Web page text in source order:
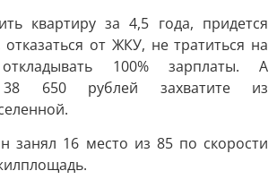
квартиру за 4,5 года, придется
от ЖКУ, не тратиться на
100% зарплаты. А
38 650 рублей захватите из
занял 16 место из 85 по скорости